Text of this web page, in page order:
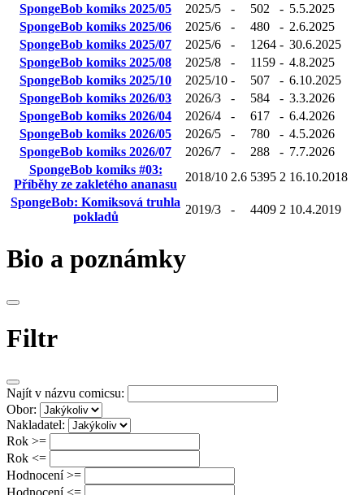
SpongeBob komiks 2025/05
2025/5 - 502 - 5.5.2025
SpongeBob komiks 2025/06
2025/6 - 480 - 2.6.2025
SpongeBob komiks 2025/07
2025/6 - 1264 - 30.6.2025
SpongeBob komiks 2025/08
2025/8 - 1159 - 4.8.2025
SpongeBob komiks 2025/10
2025/10 - 507 - 6.10.2025
SpongeBob komiks 2026/03
2026/3 - 584 - 3.3.2026
SpongeBob komiks 2026/04
2026/4 - 617 - 6.4.2026
SpongeBob komiks 2026/05
2026/5 - 780 - 4.5.2026
SpongeBob komiks 2026/07
2026/7 - 288 - 7.7.2026
SpongeBob komiks #03:
Příběhy ze zakletého ananasu
2018/10 2.6 5395 2 16.10.2018
SpongeBob: Komiksová truhla
pokladů
2019/3 - 4409 2 10.4.2019
Bio a poznámky
Filtr
Najít v názvu comicsu:
Obor:
Nakladatel:
Rok >=
Rok <=
Hodnocení >=